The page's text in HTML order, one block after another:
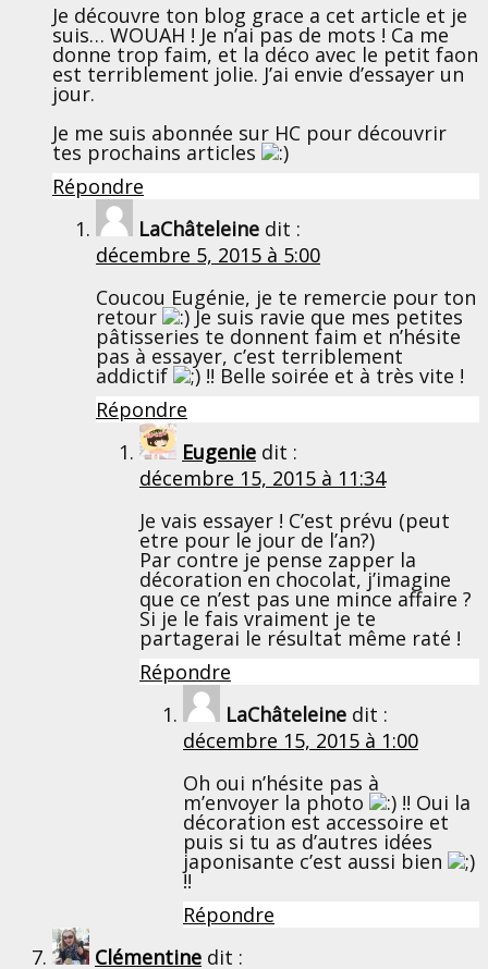
Je découvre ton blog grace a cet article et je
suis… WOUAH ! Je n’ai pas de mots ! Ca me
donne trop faim, et la déco avec le petit faon
est terriblement jolie. J’ai envie d’essayer un
jour.
Je me suis abonnée sur HC pour découvrir
tes prochains articles
Répondre
LaChâteleine dit :
décembre 5, 2015 à 5:00
Coucou Eugénie, je te remercie pour ton
retour Je suis ravie que mes petites
pâtisseries te donnent faim et n’hésite
pas à essayer, c’est terriblement
addictif
!! Belle soirée et à très vite !
Répondre
Eugenie dit :
décembre 15, 2015 à 11:34
Je vais essayer ! C’est prévu (peut
etre pour le jour de l’an?)
Par contre je pense zapper la
décoration en chocolat, j’imagine
que ce n’est pas une mince affaire ?
Si je le fais vraiment je te
partagerai le résultat même raté !
Répondre
LaChâteleine dit :
décembre 15, 2015 à 1:00
Oh oui n’hésite pas à
m’envoyer la photo !! Oui la
décoration est accessoire et
puis si tu as d’autres idées
japonisante c’est aussi bien
!!
Répondre
Clémentine dit :